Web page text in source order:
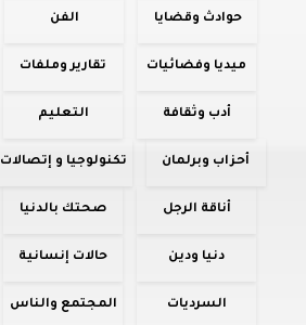
حوادث وقضايا الفن
ميديا وفضائيات تقارير وملفات
أدب وثقافة التعليم
أحزاب وبرلمان تكنولوجيا و إتصالات
أناقة الرجل صحتك بالدنيا
دنيا ودين حالات إنسانية
السرديات المجتمع والناس